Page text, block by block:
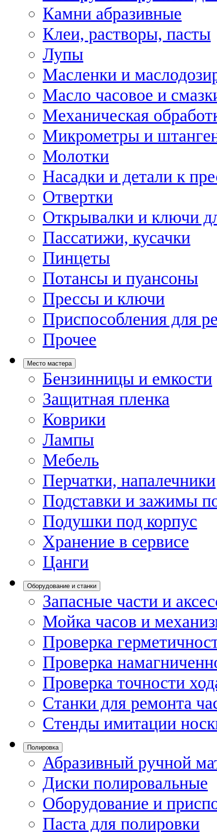
Камни абразивные
Клеи, растворы, пасты
Лупы
Масленки и
Масло часовое и
Механическая
Микрометры и
Молотки
Насадки и детали к
Отвертки
Открывалки и ключи
Пассатижи, кусачки
Пинцеты
Потансы и пуансоны
Прессы и ключи
Приспособления для
Прочее
Место мастера
Бензинницы и емкости
Защитная пленка
Коврики
Лампы
Мебель
Перчатки, напалечники
Подставки и зажимы
Подушки под корпус
Хранение в сервисе
Цанги
Оборудование и станки
Запасные части и
Мойка часов и
Проверка
Проверка
Проверка точности
Станки для ремонта
Стенды имитации
Полировка
Абразивный ручной
Диски полировальные
Оборудование и
Паста для полировки